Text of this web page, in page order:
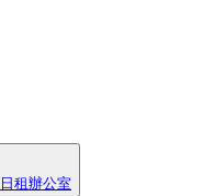
日租辦公室